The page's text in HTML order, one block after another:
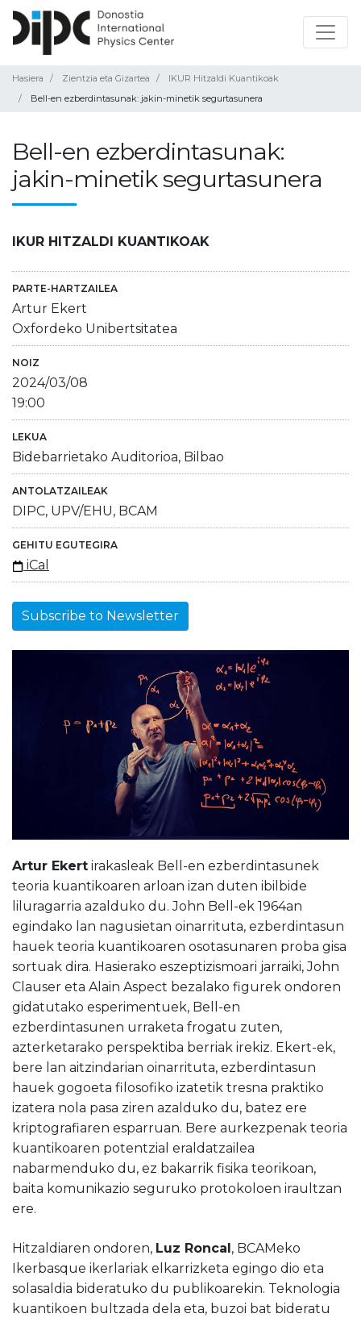
Hasiera Zientzia eta Gizartea
IKUR Hitzaldi Kuantikoak
Bell-en ezberdintasunak: jakin-minetik segurtasunera
Bell-en ezberdintasunak:
jakin-minetik segurtasunera
IKUR HITZALDI KUANTIKOAK
PARTE-HARTZAILEA
Artur Ekert
Oxfordeko Unibertsitatea
NOIZ
2024/03/08
19:00
LEKUA
Bidebarrietako Auditorioa, Bilbao
ANTOLATZAILEAK
DIPC, UPV/EHU, BCAM
GEHITU EGUTEGIRA
iCal
Subscribe to Newsletter
Artur Ekert irakasleak Bell-en ezberdintasunek
teoria kuantikoaren arloan izan duten ibilbide
liluragarria azalduko du. John Bell-ek 1964an
egindako lan nagusietan oinarrituta, ezberdintasun
hauek teoria kuantikoaren osotasunaren proba gisa
sortuak dira. Hasierako eszeptizismoari jarraiki, John
Clauser eta Alain Aspect bezalako figurek ondoren
gidatutako esperimentuek, Bell-en
ezberdintasunen urraketa frogatu zuten,
azterketarako perspektiba berriak irekiz. Ekert-ek,
bere lan aitzindarian oinarrituta, ezberdintasun
hauek gogoeta filosofiko izatetik tresna praktiko
izatera nola pasa ziren azalduko du, batez ere
kriptografiaren esparruan. Bere aurkezpenak teoria
kuantikoaren potentzial eraldatzailea
nabarmenduko du, ez bakarrik fisika teorikoan,
baita komunikazio seguruko protokoloen iraultzan
ere.
Hitzaldiaren ondoren, Luz Roncal, BCAMeko
Ikerbasque ikerlariak elkarrizketa egingo dio eta
solasaldia bideratuko du publikoarekin. Teknologia
kuantikoen bultzada dela eta, buzoi bat bideratu